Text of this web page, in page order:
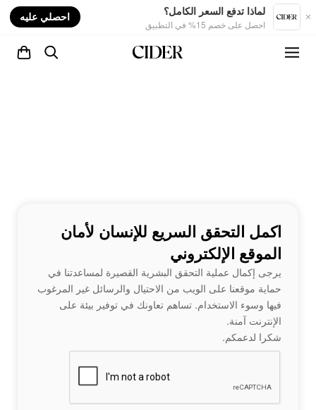
لماذا تدفع السعر الكامل؟
احصل على خصم 15% في التطبيق
احصلي عليه
اكمل التحقق السريع للإنسان لأمان
الموقع الإلكتروني
يرجى إكمال عملية التحقق البشرية القصيرة لمساعدتنا في
حماية موقعنا على الويب من الاحتيال والرسائل غير المرغوب
فيها وسوء الاستخدام. تساهم تعاونك في توفير بيئة على
الإنترنت آمنة.
شكرا لدعمكم.